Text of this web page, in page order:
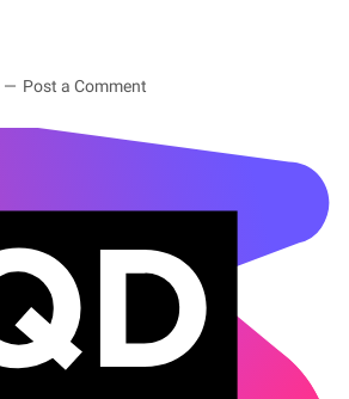
Post a Comment